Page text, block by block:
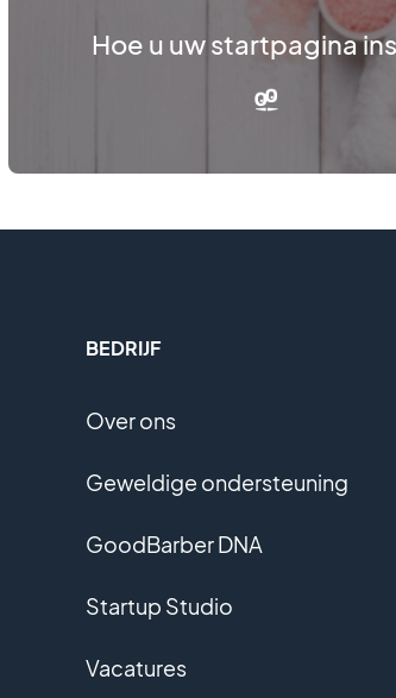
Hoe u uw startpagina
BEDRIJF
Over ons
Geweldige ondersteuning
GoodBarber DNA
Startup Studio
Vacatures